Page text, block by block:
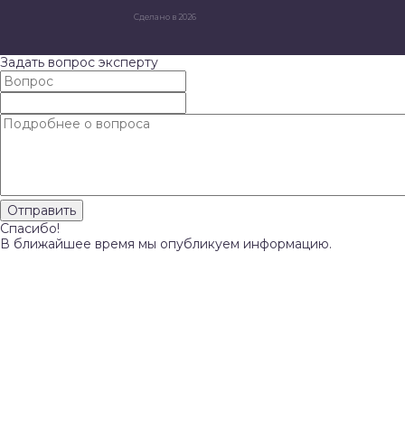
Сделано в 2026
Задать вопрос эксперту
Спасибо!
В ближайшее время мы опубликуем информацию.